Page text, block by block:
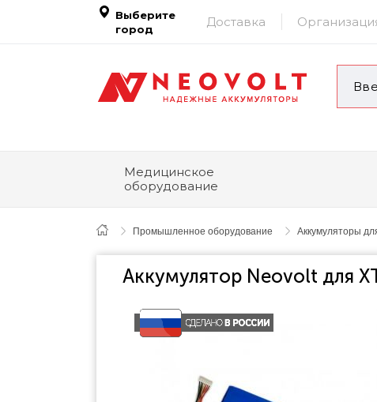
Выберите
город
Доставка
Медицинское
оборудование
Промышленное оборудование Аккумуляторы
Аккумулятор Neovolt для